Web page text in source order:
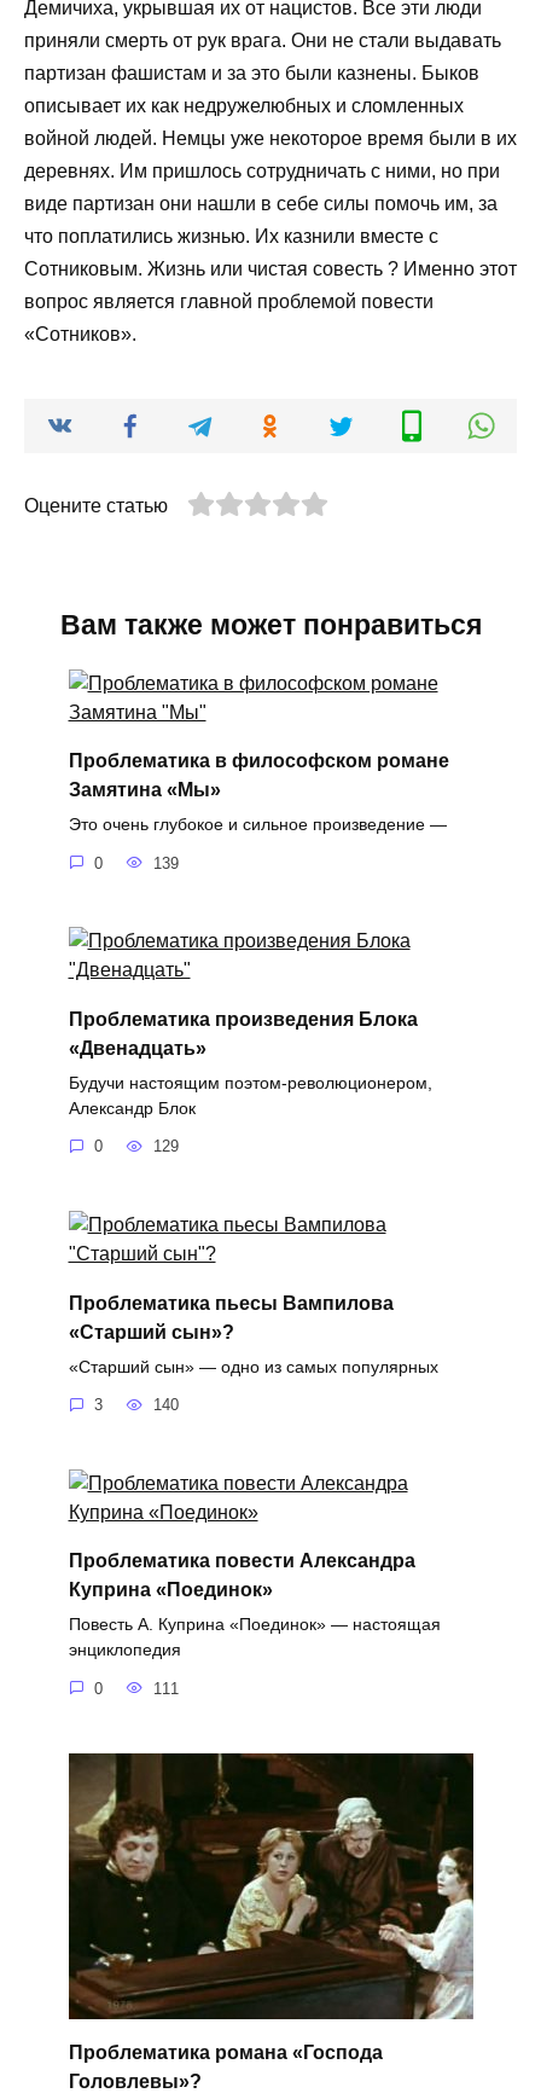
Демичиха, укрывшая их от нацистов. Все эти люди
приняли смерть от рук врага. Они не стали выдавать
партизан фашистам и за это были казнены. Быков
описывает их как недружелюбных и сломленных
войной людей. Немцы уже некоторое время были в их
деревнях. Им пришлось сотрудничать с ними, но при
виде партизан они нашли в себе силы помочь им, за
что поплатились жизнью. Их казнили вместе с
Сотниковым. Жизнь или чистая совесть ? Именно этот
вопрос является главной проблемой повести
«Сотников».
Оцените статью
Вам также может понравиться
Проблематика в философском романе
Замятина «Мы»
Это очень глубокое и сильное произведение —
0 139
Проблематика произведения Блока
«Двенадцать»
Будучи настоящим поэтом-революционером,
Александр Блок
0 129
Проблематика пьесы Вампилова
«Старший сын»?
«Старший сын» — одно из самых популярных
3 140
Проблематика повести Александра
Куприна «Поединок»
Повесть А. Куприна «Поединок» — настоящая
энциклопедия
0 111
Проблематика романа «Господа
Головлевы»?